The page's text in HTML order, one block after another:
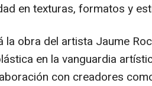
en texturas, formatos y
la obra del artista Jaume
en la vanguardia
con creadores